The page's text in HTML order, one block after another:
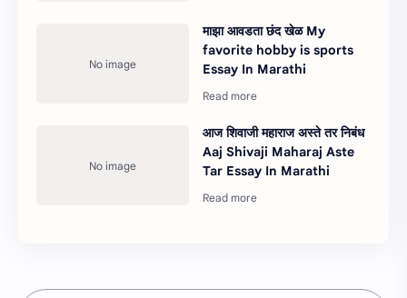
माझा आवडता छंद खेळ My
favorite hobby is sports
Essay In Marathi
आज शिवाजी महाराज अस्ते तर निबंध
Aaj Shivaji Maharaj Aste
Tar Essay In Marathi